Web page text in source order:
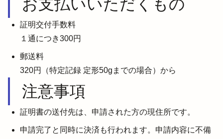
お支払いいただくもの
証明交付手数料
１通につき300円
郵送料
320円（特定記録 定形50gまでの場合）から
注意事項
証明書の送付先は、申請された方の現住所です。
申請完了と同時に決済も行われます。申請内容に不備